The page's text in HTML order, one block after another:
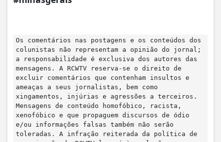
Os comentários nas postagens e os conteúdos dos
colunistas não representam a opinião do jornal;
a responsabilidade é exclusiva dos autores das
mensagens. A RCWTV reserva-se o direito de
excluir comentários que contenham insultos e
ameaças a seus jornalistas, bem como
xingamentos, injúrias e agressões a terceiros.
Mensagens de conteúdo homofóbico, racista,
xenofóbico e que propaguem discursos de ódio
e/ou informações falsas também não serão
toleradas. A infração reiterada da política de